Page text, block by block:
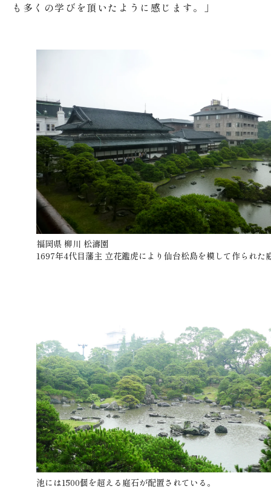
も多くの学びを頂いたように感じます。」
福岡県 柳川 松濤園
1697年4代目藩主 立花鑑虎により仙台松島を模して作られた
池には1500個を超える庭石が配置されている。